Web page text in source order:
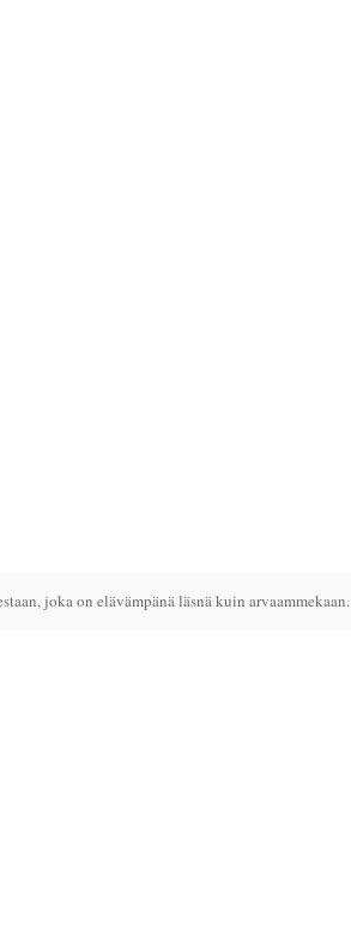
joka on elävämpänä läsnä kuin arvaammekaan.